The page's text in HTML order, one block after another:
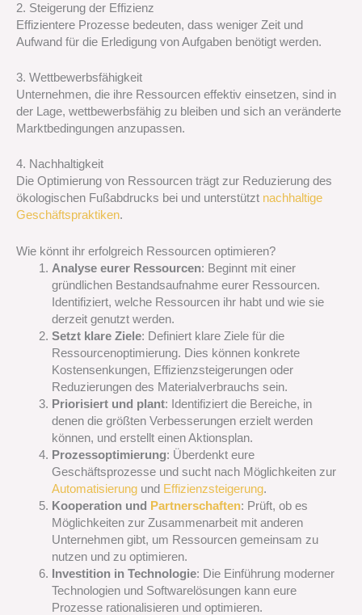
2. Steigerung der Effizienz
Effizientere Prozesse bedeuten, dass weniger Zeit und
Aufwand für die Erledigung von Aufgaben benötigt werden.
3. Wettbewerbsfähigkeit
Unternehmen, die ihre Ressourcen effektiv einsetzen, sind in
der Lage, wettbewerbsfähig zu bleiben und sich an veränderte
Marktbedingungen anzupassen.
4. Nachhaltigkeit
Die Optimierung von Ressourcen trägt zur Reduzierung des
ökologischen Fußabdrucks bei und unterstützt nachhaltige
Geschäftspraktiken.
Wie könnt ihr erfolgreich Ressourcen optimieren?
Analyse eurer Ressourcen: Beginnt mit einer
gründlichen Bestandsaufnahme eurer Ressourcen.
Identifiziert, welche Ressourcen ihr habt und wie sie
derzeit genutzt werden.
Setzt klare Ziele: Definiert klare Ziele für die
Ressourcenoptimierung. Dies können konkrete
Kostensenkungen, Effizienzsteigerungen oder
Reduzierungen des Materialverbrauchs sein.
Priorisiert und plant: Identifiziert die Bereiche, in
denen die größten Verbesserungen erzielt werden
können, und erstellt einen Aktionsplan.
Prozessoptimierung: Überdenkt eure
Geschäftsprozesse und sucht nach Möglichkeiten zur
Automatisierungund Effizienzsteigerung.
Kooperation und
Partnerschaften: Prüft, ob es
Möglichkeiten zur Zusammenarbeit mit anderen
Unternehmen gibt, um Ressourcen gemeinsam zu
nutzen und zu optimieren.
Investition in Technologie: Die Einführung moderner
Technologien und Softwarelösungen kann eure
Prozesse rationalisieren und optimieren.